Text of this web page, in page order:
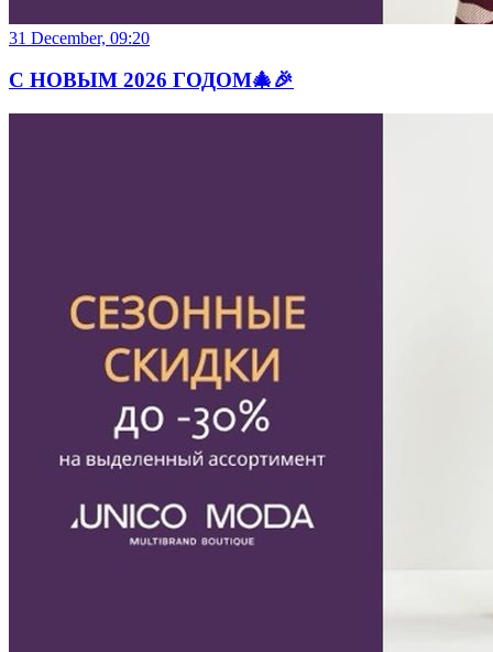
31 December, 09:20
С НОВЫМ 2026 ГОДОМ🎄🎉